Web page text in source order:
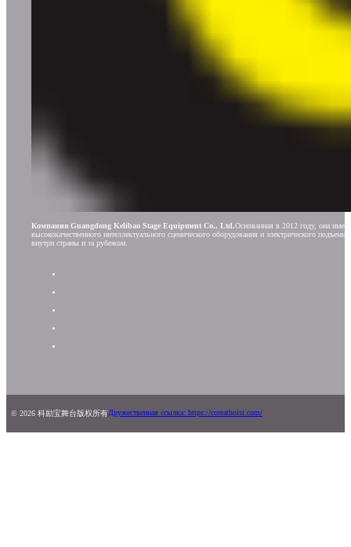
Компания Guangdong Kelibao Stage Equipment Co., Ltd.Основанная в 2012 году, она
высококачественного интеллектуального сценического оборудования и электрического
внутри страны и за рубежом.
© 2026 科励宝舞台版权所有Дружественная ссылка: https://coreathoist.com/